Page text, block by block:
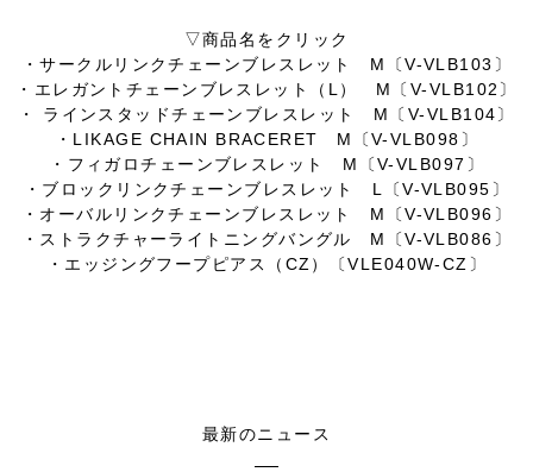
▽商品名をクリック
・サークルリンクチェーンブレスレット M〔V-VLB103〕
・ エレガントチェーンブレスレット（L） M〔V-VLB102〕
・
ラインスタッドチェーンブレスレット M〔V-VLB104〕
・ LIKAGE CHAIN BRACERET M〔V-VLB098〕
・ フィガロチェーンブレスレット M〔V-VLB097〕
・ ブロックリンクチェーンブレスレット L〔V-VLB095〕
・ オーバルリンクチェーンブレスレット M〔V-VLB096〕
・ ストラクチャーライトニングバングル M〔V-VLB086〕
・ エッジングフープピアス（CZ）〔VLE040W-CZ〕
最新のニュース